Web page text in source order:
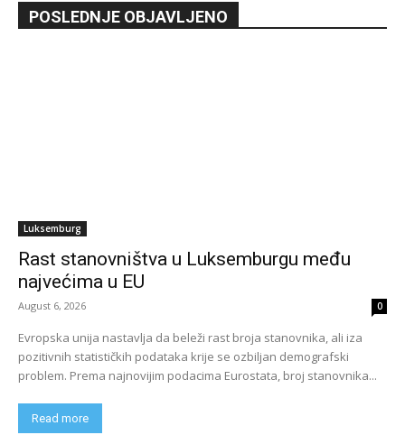
POSLEDNJE OBJAVLJENO
Luksemburg
Rast stanovništva u Luksemburgu među
najvećima u EU
August 6, 2026 0
Evropska unija nastavlja da beleži rast broja stanovnika, ali iza
pozitivnih statističkih podataka krije se ozbiljan demografski
problem. Prema najnovijim podacima Eurostata, broj stanovnika...
Read more